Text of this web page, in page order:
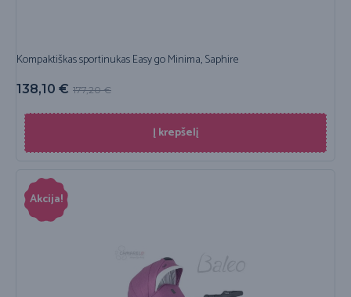
Kompaktiškas sportinukas Easy go Minima, Saphire
177,20€
138,10 €
Į krepšelį
Akcija!